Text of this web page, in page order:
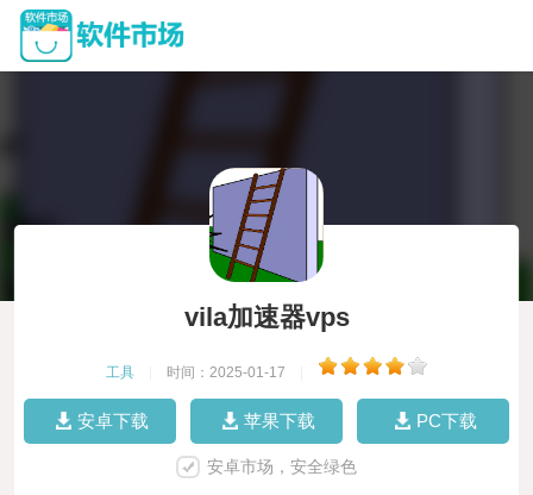
vila加速器vps
工具 时间：2025-01-17
安卓下载 苹果下载 PC下载
安卓市场，安全绿色